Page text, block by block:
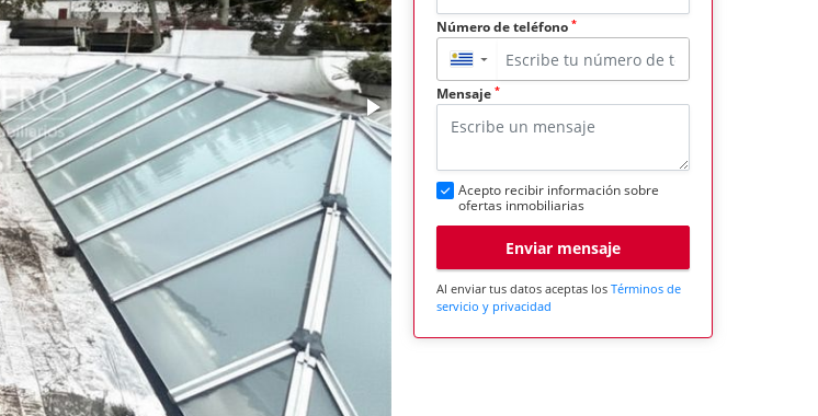
Número de teléfono *
▼
Mensaje *
Acepto recibir información sobre
ofertas inmobiliarias
Enviar mensaje
Al enviar tus datos aceptas los Términos de
servicio y privacidad